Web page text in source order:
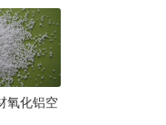
氧化铝空